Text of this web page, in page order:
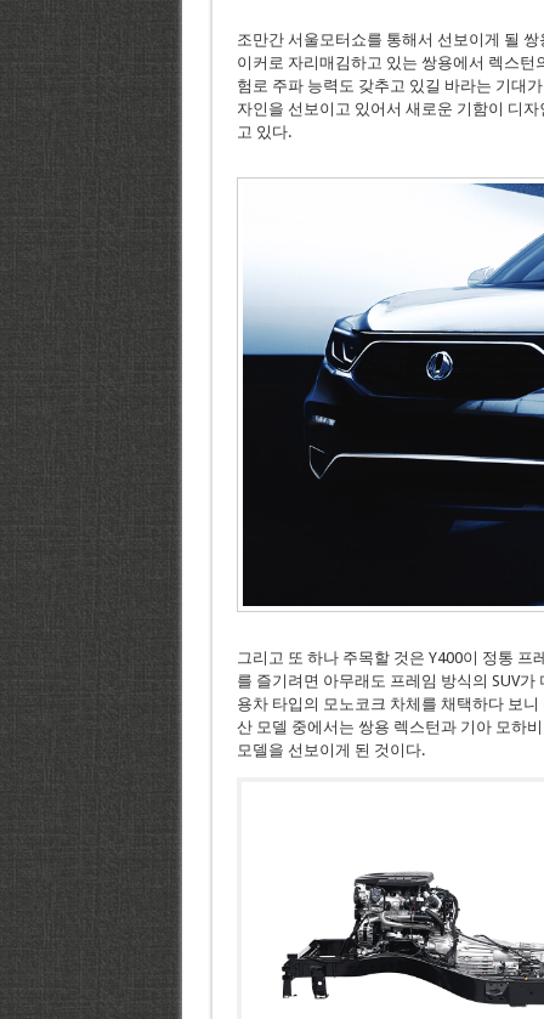
조만간 서울모터쇼를 통해서 선보이게 될 쌍
이커로 자리매김하고 있는 쌍용에서 렉스
험로 주파 능력도 갖추고 있길 바라는 기대
자인을 선보이고 있어서 새로운 기함이 디
고 있다.
그리고 또 하나 주목할 것은 Y400이 정통
를 즐기려면 아무래도 프레임 방식의 SUV
용차 타입의 모노코크 차체를 채택하다 보
산 모델 중에서는 쌍용 렉스턴과 기아 모하
모델을 선보이게 된 것이다.